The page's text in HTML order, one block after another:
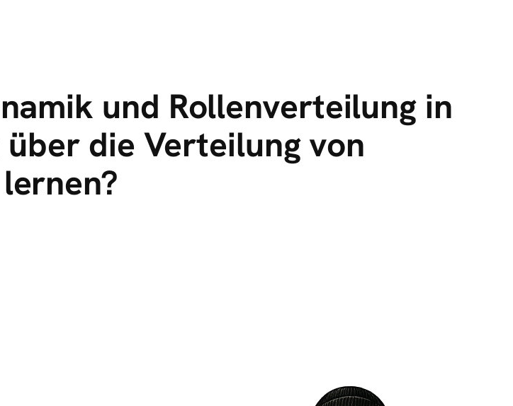
und Rollenverteilung in
die Verteilung von